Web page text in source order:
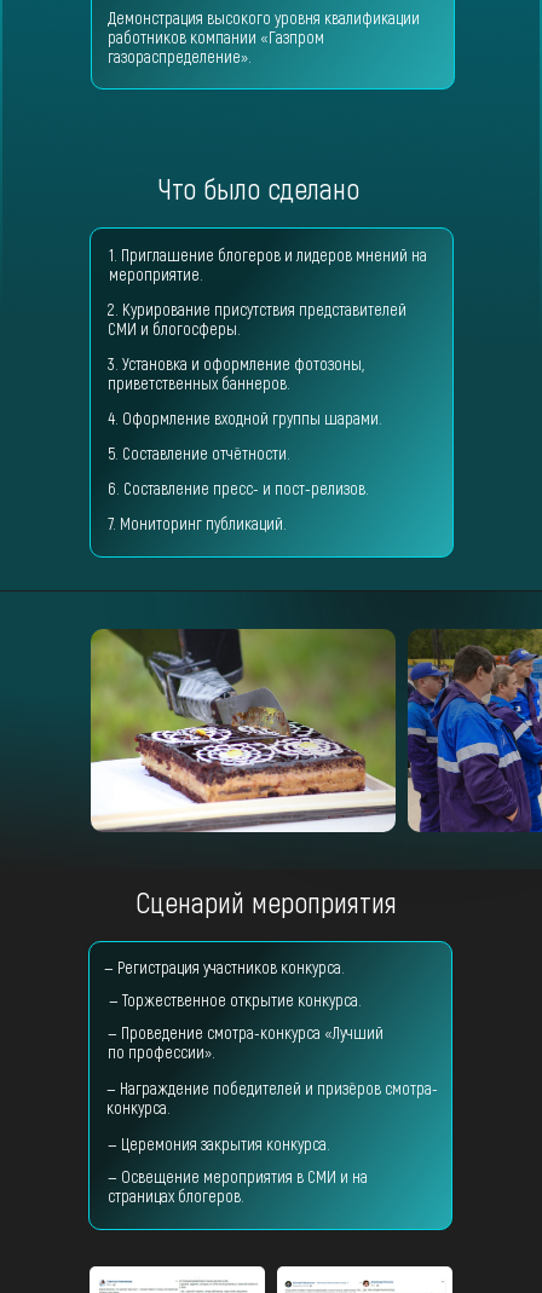
Что было сделано
2. Курирование присутствия представителей
СМИ и блогосферы.
3. Установка и оформление фотозоны,
приветственных баннеров.
4. Оформление входной группы шарами.
5. Составление отчётности.
6. Составление пресс- и пост-релизов.
1. Приглашение блогеров и лидеров мнений на
мероприятие.
7. Мониторинг публикаций.
Демонстрация высокого уровня квалификации
работников компании «Газпром
газораспределение».
Сценарий мероприятия
— Регистрация участников конкурса.
— Торжественное открытие конкурса.
— Проведение смотра-конкурса «Лучший
по профессии».
— Награждение победителей и призёров смотра-
конкурса.
— Церемония закрытия конкурса.
— Освещение мероприятия в СМИ и на
страницах блогеров.